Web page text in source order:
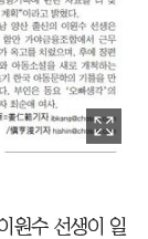
원수 선생이 일